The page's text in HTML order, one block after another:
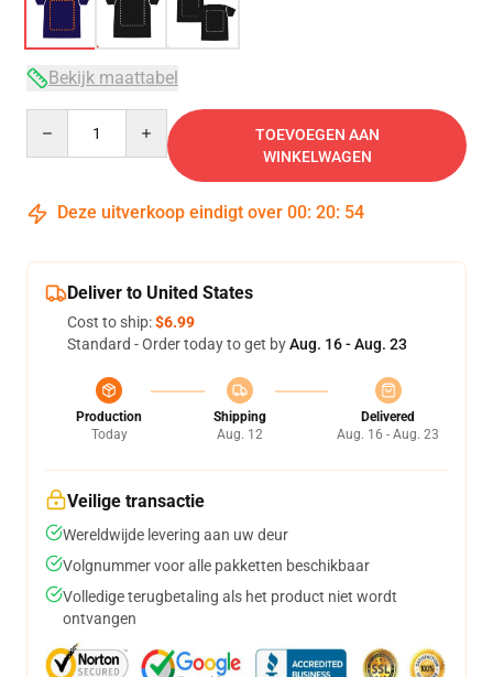
Bekijk maattabel
TOEVOEGEN AAN
WINKELWAGEN
Deze uitverkoop eindigt over 00: 20: 54
Deliver to United States
Cost to ship:$6.99
Standard - Order today to get byAug. 16 - Aug. 23
Production
Today
Shipping
Aug. 12
Delivered
Aug. 16 - Aug. 23
Veilige transactie
Wereldwijde levering aan uw deur
Volgnummer voor alle pakketten beschikbaar
Volledige terugbetaling als het product niet wordt
ontvangen